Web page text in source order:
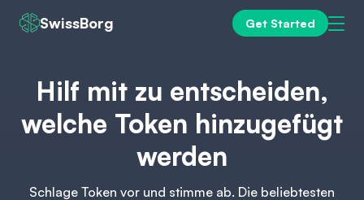
SwissBorg Get Started
Hilf mit zu entscheiden,
welche Token hinzugefügt
werden
Schlage Token vor und stimme ab. Die beliebtesten